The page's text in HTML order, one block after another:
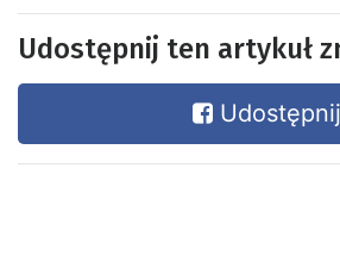
Udostępnij ten artykuł
Udostępnij